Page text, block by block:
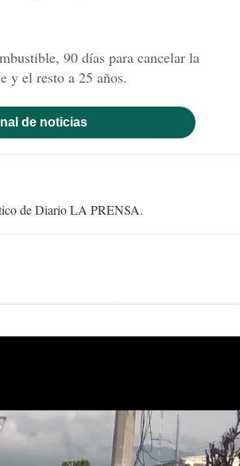
90 días para cancelar la
y el resto a 25 años.
de noticias
de Diario LA PRENSA.